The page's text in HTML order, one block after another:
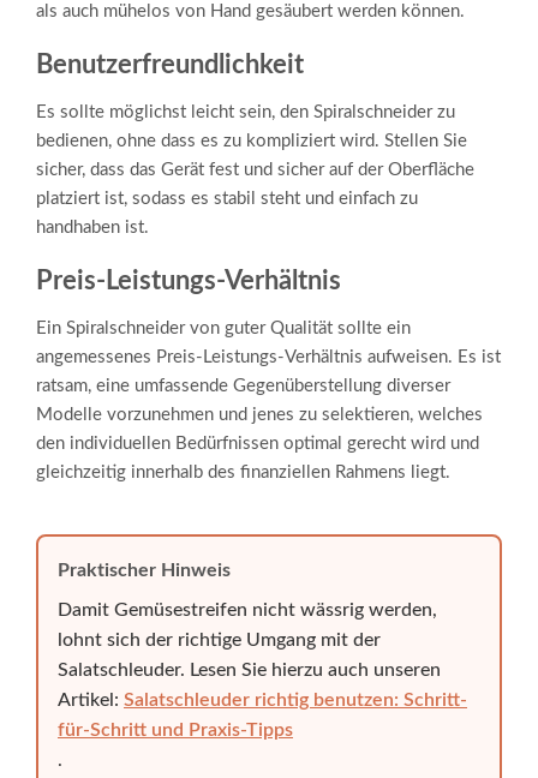
als auch mühelos von Hand gesäubert werden können.
Benutzerfreundlichkeit
Es sollte möglichst leicht sein, den Spiralschneider zu
bedienen, ohne dass es zu kompliziert wird. Stellen Sie
sicher, dass das Gerät fest und sicher auf der Oberfläche
platziert ist, sodass es stabil steht und einfach zu
handhaben ist.
Preis-Leistungs-Verhältnis
Ein Spiralschneider von guter Qualität sollte ein
angemessenes Preis-Leistungs-Verhältnis aufweisen. Es ist
ratsam, eine umfassende Gegenüberstellung diverser
Modelle vorzunehmen und jenes zu selektieren, welches
den individuellen Bedürfnissen optimal gerecht wird und
gleichzeitig innerhalb des finanziellen Rahmens liegt.
Praktischer Hinweis
Damit Gemüsestreifen nicht wässrig werden,
lohnt sich der richtige Umgang mit der
Salatschleuder. Lesen Sie hierzu auch unseren
Artikel: Salatschleuder richtig benutzen: Schritt-
für-Schritt und Praxis-Tipps
.